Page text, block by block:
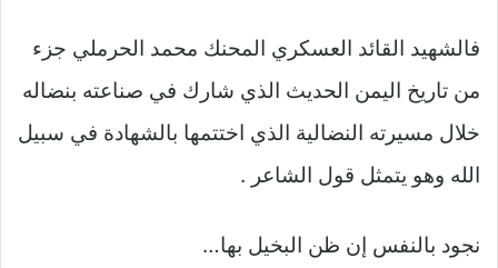
فالشهيد القائد العسكري المحنك محمد الحرملي جزء
من تاريخ اليمن الحديث الذي شارك في صناعته بنضاله
خلال مسيرته النضالية الذي اختتمها بالشهادة في سبيل
الله وهو يتمثل قول الشاعر .
نجود بالنفس إن ظن البخيل بها…